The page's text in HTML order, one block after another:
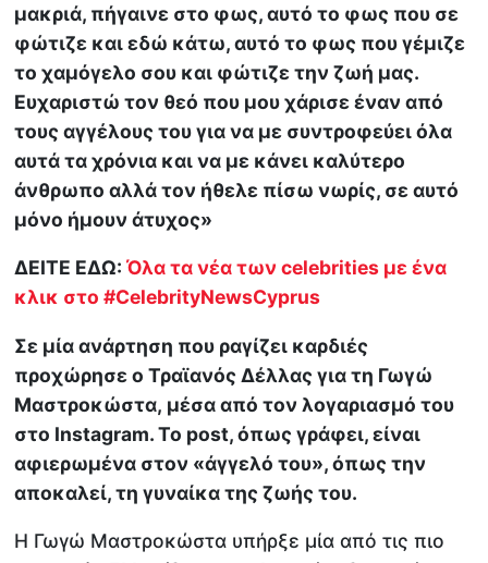
μακριά, πήγαινε στο φως, αυτό το φως που σε
φώτιζε και εδώ κάτω, αυτό το φως που γέμιζε
το χαμόγελο σου και φώτιζε την ζωή μας.
Ευχαριστώ τον θεό που μου χάρισε έναν από
τους αγγέλους του για να με συντροφεύει όλα
αυτά τα χρόνια και να με κάνει καλύτερο
άνθρωπο αλλά τον ήθελε πίσω νωρίς, σε αυτό
μόνο ήμουν άτυχος»
ΔΕΙΤΕ ΕΔΩ:Όλα τα νέα των celebrities με ένα
κλικ στο #CelebrityNewsCyprus
Σε μία ανάρτηση που ραγίζει καρδιές
προχώρησε ο Τραϊανός Δέλλας για τη Γωγώ
Μαστροκώστα, μέσα από τον λογαριασμό του
στο Instagram. Το post, όπως γράφει, είναι
αφιερωμένα στον «άγγελό του», όπως την
αποκαλεί, τη γυναίκα της ζωής του.
Η Γωγώ Μαστροκώστα υπήρξε μία από τις πιο